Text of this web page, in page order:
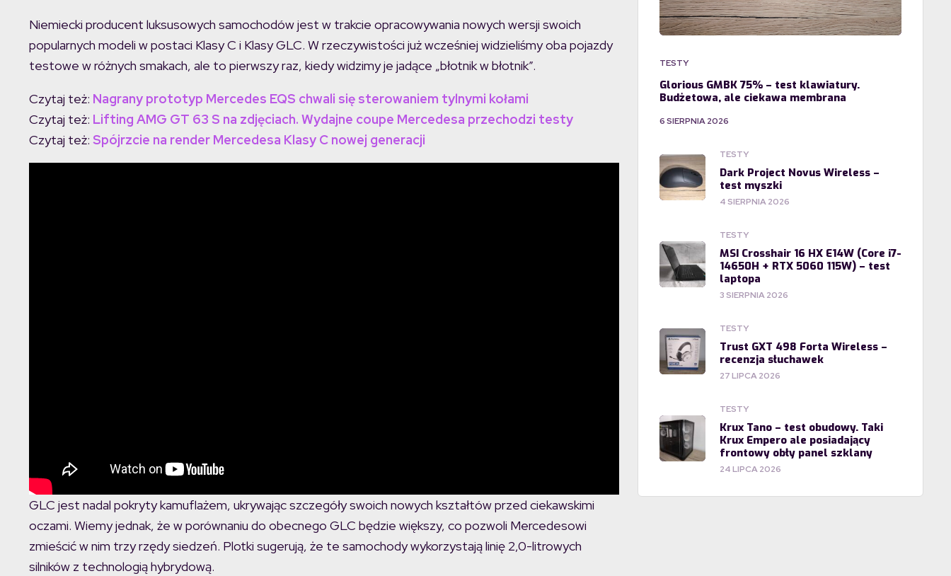
Niemiecki producent luksusowych samochodów jest w trakcie opracowywania nowych wersji swoich
popularnych modeli w postaci Klasy C i Klasy GLC. W rzeczywistości już wcześniej widzieliśmy oba pojazdy
testowe w różnych smakach, ale to pierwszy raz, kiedy widzimy je jadące „błotnik w błotnik”.
Czytaj też: Nagrany prototyp Mercedes EQS chwali się sterowaniem tylnymi kołami
Czytaj też: Lifting AMG GT 63 S na zdjęciach. Wydajne coupe Mercedesa przechodzi testy
Czytaj też: Spójrzcie na render Mercedesa Klasy C nowej generacji
GLC jest nadal pokryty kamuflażem, ukrywając szczegóły swoich nowych kształtów przed ciekawskimi
oczami. Wiemy jednak, że w porównaniu do obecnego GLC będzie większy, co pozwoli Mercedesowi
zmieścić w nim trzy rzędy siedzeń. Plotki sugerują, że te samochody wykorzystają linię 2,0-litrowych
silników z technologią hybrydową.
TESTY
Glorious GMBK 75% – test klawiatury.
Budżetowa, ale ciekawa membrana
6 SIERPNIA 2026
TESTY
Dark Project Novus Wireless –
test myszki
4 SIERPNIA 2026
TESTY
MSI Crosshair 16 HX E14W (Core i7-
14650H + RTX 5060 115W) – test
laptopa
3 SIERPNIA 2026
TESTY
Trust GXT 498 Forta Wireless –
recenzja słuchawek
27 LIPCA 2026
TESTY
Krux Tano – test obudowy. Taki
Krux Empero ale posiadający
frontowy obły panel szklany
24 LIPCA 2026